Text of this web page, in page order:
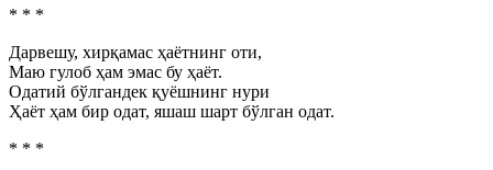
* * *
Дарвешу, хирқамас ҳаётнинг оти,
Маю гулоб ҳам эмас бу ҳаёт.
Одатий бўлгандек қуёшнинг нури
Ҳаёт ҳам бир одат, яшаш шарт бўлган одат.
* * *